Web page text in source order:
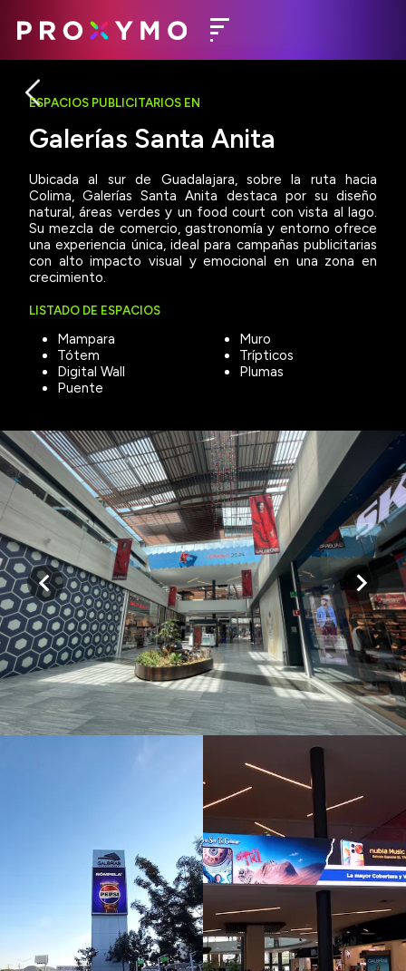
ESPACIOS PUBLICITARIOS EN
Galerías Santa Anita
Ubicada al sur de Guadalajara, sobre la ruta hacia
Colima, Galerías Santa Anita destaca por su diseño
natural, áreas verdes y un food court con vista al lago.
Su mezcla de comercio, gastronomía y entorno ofrece
una experiencia única, ideal para campañas publicitarias
con alto impacto visual y emocional en una zona en
crecimiento.
LISTADO DE ESPACIOS
Mampara
Tótem
Digital Wall
Puente
Muro
Trípticos
Plumas